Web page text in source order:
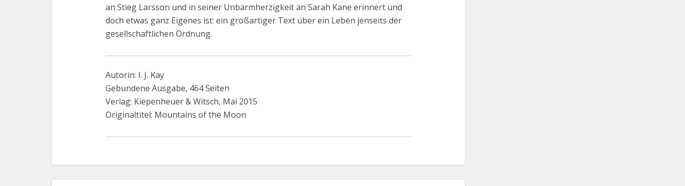
an Stieg Larsson und in seiner Unbarmherzigkeit an Sarah Kane erinnert und
doch etwas ganz Eigenes ist: ein großartiger Text über ein Leben jenseits der
gesellschaftlichen Ordnung.
Autorin: I. J. Kay
Gebundene Ausgabe, 464 Seiten
Verlag: Kiepenheuer & Witsch, Mai 2015
Originaltitel: Mountains of the Moon